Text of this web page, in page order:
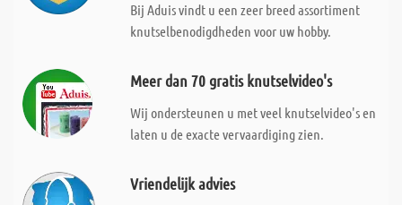
Bij Aduis vindt u een zeer breed assortiment
knutselbenodigdheden voor uw hobby.
Meer dan 70 gratis knutselvideo's
Wij ondersteunen u met veel knutselvideo's en
laten u de exacte vervaardiging zien.
Vriendelijk advies